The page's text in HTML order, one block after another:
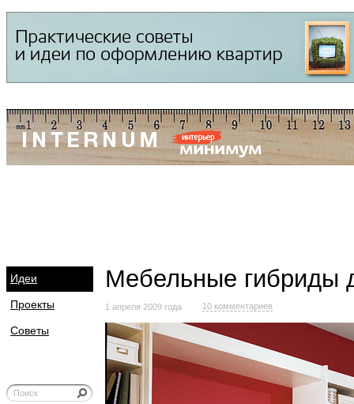
Идеи
Проекты
Советы
Мебельные гибриды
1 апреля 2009 года 10 комментариев